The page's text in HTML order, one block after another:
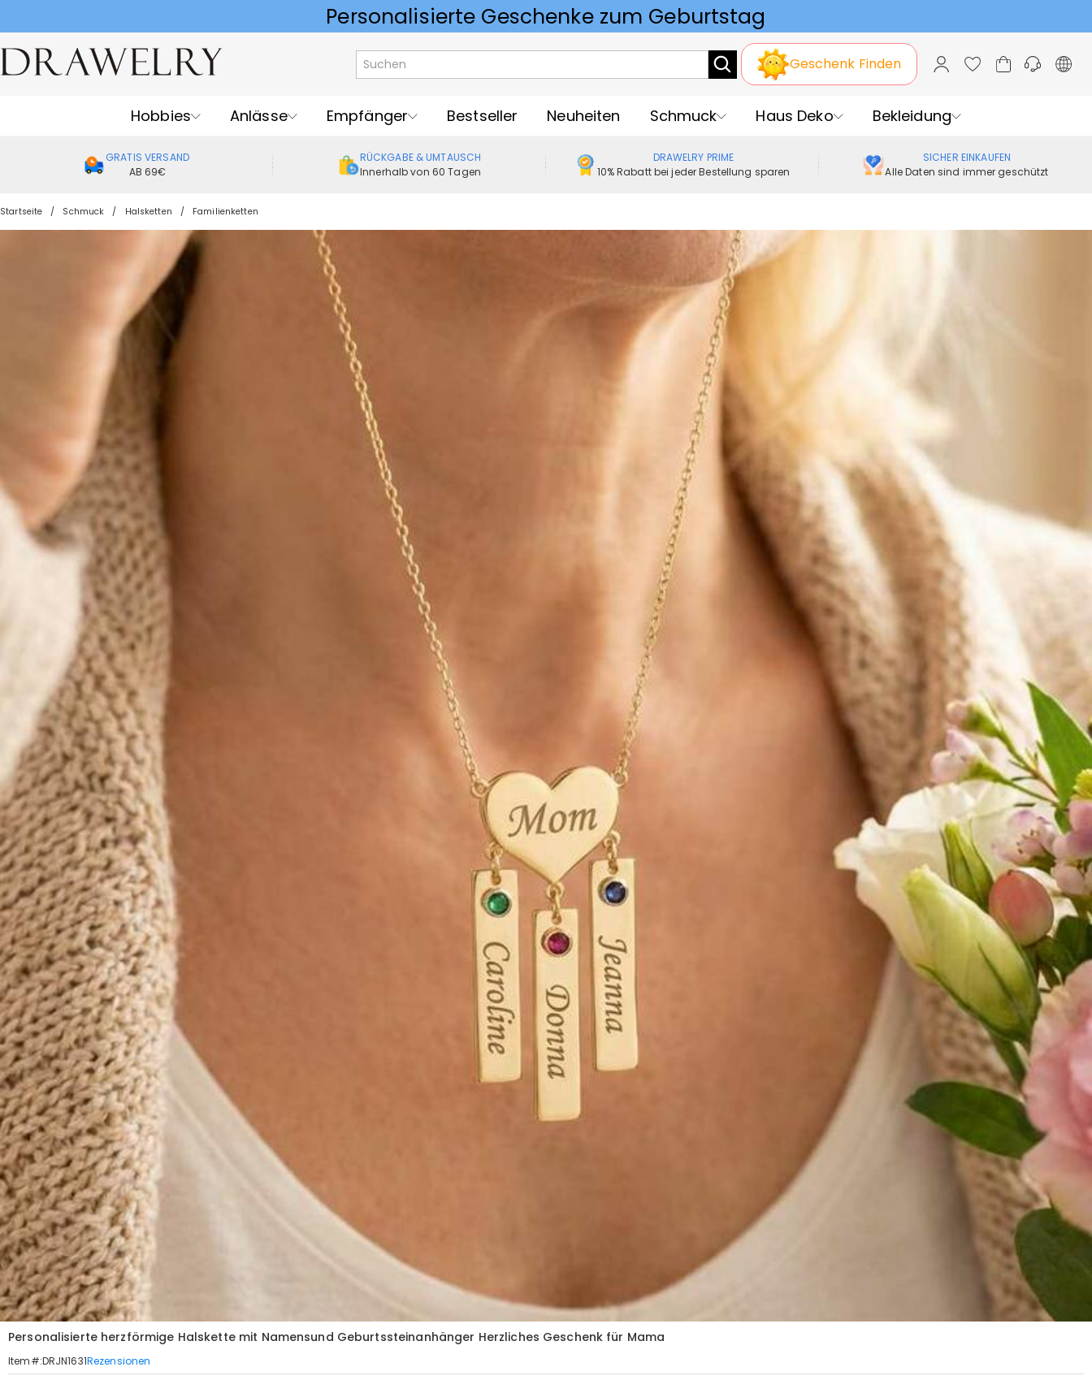
Vorlieben für Hochzeitsgeschenke
Geschenk Finden
Hobbies Anlässe Empfänger Bestseller Neuheiten Schmuck Haus Deko Bekleidung
GRATIS VERSAND
AB 69€
RÜCKGABE & UMTAUSCH
Innerhalb von 60 Tagen
DRAWELRY PRIME
10% Rabatt bei jeder Bestellung sparen
SICHER EINKAUFEN
Alle Daten sind immer geschützt
Startseite Schmuck Halsketten Familienketten
Personalisierte herzförmige Halskette mit Namensund Geburtssteinanhänger Herzliches Geschenk für Mama
Item#:DRJN1631Rezensionen